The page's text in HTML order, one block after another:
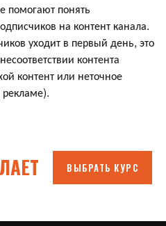
помогают понять
на контент канала.
уходит в первый день, это
контента
контент или неточное
рекламе).